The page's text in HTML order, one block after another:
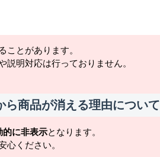
ことがあります。
説明対応は行っておりません。
ら商品が消える理由について
的に非表示となります。
心ください。